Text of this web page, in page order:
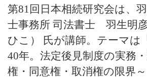
第81回日本相続研究会は、
士事務所 司法書士 羽生明
ひこ） 氏が講師。テーマは
40年。法定後見制度の実務
権・同意権・取消権の限界～